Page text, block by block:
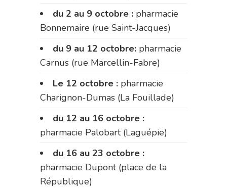
du 2 au 9 octobre : pharmacie
Bonnemaire (rue Saint-Jacques)
du 9 au 12 octobre: pharmacie
Carnus (rue Marcellin-Fabre)
Le 12 octobre : pharmacie
Charignon-Dumas (La Fouillade)
du 12 au 16 octobre :
pharmacie Palobart (Laguépie)
du 16 au 23 octobre :
pharmacie Dupont (place de la
République)